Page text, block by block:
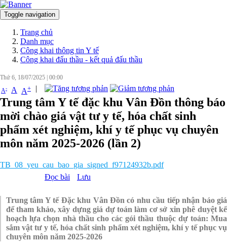
Toggle navigation
Trang chủ
Danh mục
Công khai thông tin Y tế
Công khai đấu thầu - kết quả đấu thầu
Thứ 6, 18/07/2025 00:00
A- A A+ |
Trung tâm Y tế đặc khu Vân Đồn thông báo
mời chào giá vật tư y tế, hóa chất sinh
phẩm xét nghiệm, khí y tế phục vụ chuyên
môn năm 2025-2026 (lần 2)
TB_08_yeu_cau_bao_gia_signed_f97124932b.pdf
Đọc bài
Lưu
Trung tâm Y tế Đặc khu Vân Đồn có nhu cầu tiếp nhận báo giá
để tham khảo, xây dựng giá dự toán làm cơ sở xin phê duyệt kế
hoạch lựa chọn nhà thầu cho các gói thầu thuộc dự toán: Mua
sắm vật tư y tế, hóa chất sinh phẩm xét nghiệm, khí y tế phục vụ
chuyên môn năm 2025-2026